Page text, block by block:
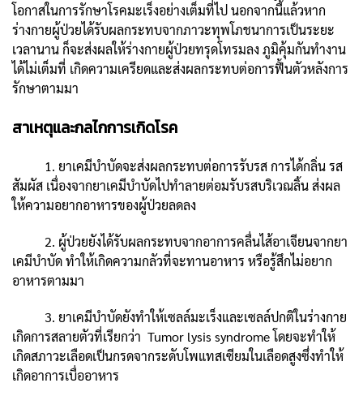
โอกาสในการรักษาโรคมะเร็งอย่างเต็มที่ไป นอกจากนี้แล้วหาก
ร่างกายผู้ป่วยได้รับผลกระทบจากภาวะทุพโภชนาการเป็นระยะ
เวลานาน ก็จะส่งผลให้ร่างกายผู้ป่วยทรุดโทรมลง ภูมิคุ้มกันทำงาน
ได้ไม่เต็มที่ เกิดความเครียดและส่งผลกระทบต่อการฟื้นตัวหลังการ
รักษาตามมา
สาเหตุและกลไกการเกิดโรค
1. ยาเคมีบำบัดจะส่งผลกระทบต่อการรับรส การได้กลิ่น รส
สัมผัส เนื่องจากยาเคมีบำบัดไปทำลายต่อมรับรสบริเวณลิ้น ส่งผล
ให้ความอยากอาหารของผู้ป่วยลดลง
2. ผู้ป่วยยังได้รับผลกระทบจากอาการคลื่นไส้อาเจียนจากยา
เคมีบำบัด ทำให้เกิดความกลัวที่จะทานอาหาร หรือรู้สึกไม่อยาก
อาหารตามมา
3. ยาเคมีบำบัดยังทำให้เซลล์มะเร็งและเซลล์ปกติในร่างกาย
เกิดการสลายตัวที่เรียกว่า Tumor lysis syndrome โดยจะทำให้
เกิดสภาวะเลือดเป็นกรดจากระดับโพแทสเซียมในเลือดสูงซึ่งทำให้
เกิดอาการเบื่ออาหาร